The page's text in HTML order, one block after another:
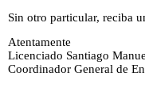
Sin otro particular, reciba
Atentamente
Licenciado Santiago
Coordinador General de